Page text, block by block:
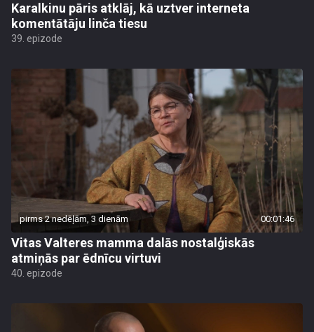
Karalkinu pāris atklāj, kā uztver interneta
komentātāju linča tiesu
39. epizode
pirms 2 nedēļām, 3 dienām 00:01:46
Vitas Valteres mamma dalās nostalģiskās
atmiņās par ēdnīcu virtuvi
40. epizode